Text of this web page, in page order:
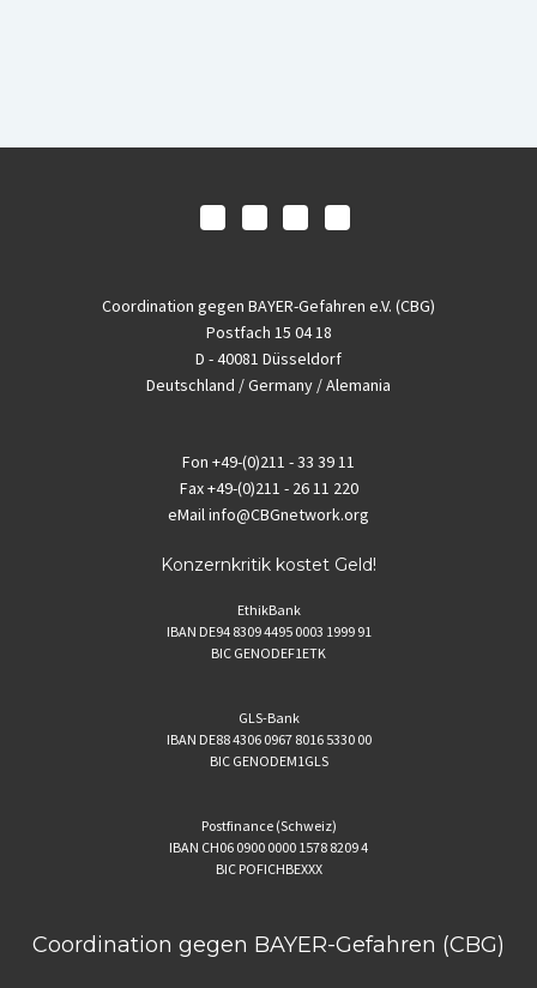
Coordination gegen BAYER-Gefahren e.V. (CBG)
Postfach 15 04 18
D - 40081 Düsseldorf
Deutschland / Germany / Alemania
Fon +49-(0)211 - 33 39 11
Fax+49-(0)211 - 26 11 220
eMailinfo@CBGnetwork.org
Konzernkritik kostet Geld!
EthikBank
IBAN DE94 8309 4495 0003 1999 91
BIC GENODEF1ETK
GLS-Bank
IBAN DE88 4306 0967 8016 5330 00
BIC GENODEM1GLS
Postfinance (Schweiz)
IBAN CH06 0900 0000 1578 8209 4
BIC POFICHBEXXX
Coordination gegen BAYER-Gefahren (CBG)